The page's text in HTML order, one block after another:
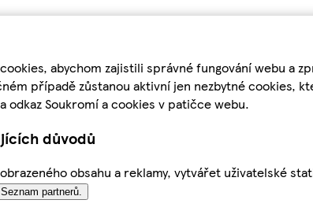
abychom zajistili správné fungování webu a
případě zůstanou aktivní jen nezbytné cookies,
odkaz Soukromí a cookies v patičce webu.
důvodů
obsahu a reklamy, vytvářet uživatelské
Seznam partnerů.